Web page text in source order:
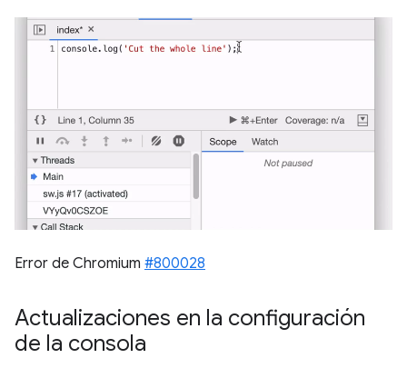
Error de Chromium #800028
Actualizaciones en la configuración
de la consola